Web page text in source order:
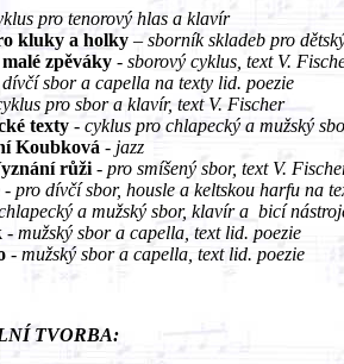
pro tenorový hlas a klavír
kluky a holky –sborník skladeb pro
zpěváky - sborový cyklus, text V.
sbor a capella na texty lid. poezie
pro sbor a klavír, text V. Fischer
texty - cyklus pro chlapecký a mužský
Koubková - jazz
růži - pro smíšený sbor, text V.
- pro dívčí sbor, housle a keltskou harfu na
a mužský sbor, klavír a bicí
- mužský sbor a capella, text lid. poezie
- mužský sbor a capella, text lid. poezie
TVORBA: